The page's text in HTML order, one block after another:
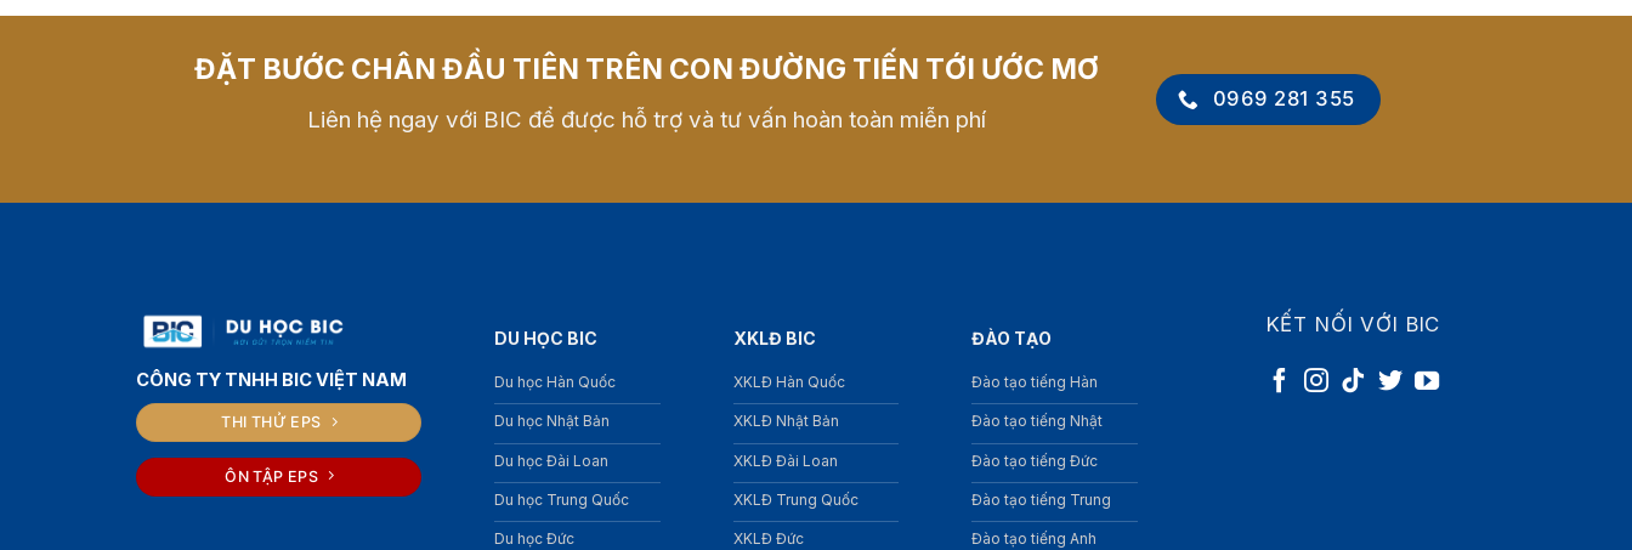
ĐẶT BƯỚC CHÂN ĐẦU TIÊN TRÊN CON ĐƯỜNG TIẾN TỚI ƯỚC MƠ
Liên hệ ngay với BIC để được hỗ trợ và tư vấn hoàn toàn miễn phí
0969 281 355
CÔNG TY TNHH BIC VIỆT NAM
THI THỬ EPS
ÔN TẬP EPS
DU HỌC BIC
Du học Hàn Quốc
Du học Nhật Bản
Du học Đài Loan
Du học Trung Quốc
Du học Đức
XKLĐ BIC
XKLĐ Hàn Quốc
XKLĐ Nhật Bản
XKLĐ Đài Loan
XKLĐ Trung Quốc
XKLĐ Đức
ĐÀO TẠO
Đào tạo tiếng Hàn
Đào tạo tiếng Nhật
Đào tạo tiếng Đức
Đào tạo tiếng Trung
Đào tạo tiếng Anh
KẾT NỐI VỚI BIC